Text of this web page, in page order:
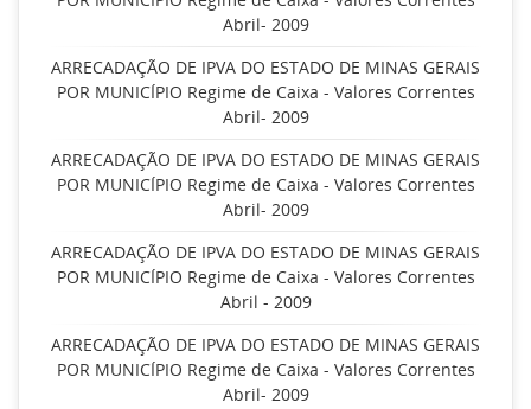
Abril- 2009
ARRECADAÇÃO DE IPVA DO ESTADO DE MINAS GERAIS
POR MUNICÍPIO Regime de Caixa - Valores Correntes
Abril- 2009
ARRECADAÇÃO DE IPVA DO ESTADO DE MINAS GERAIS
POR MUNICÍPIO Regime de Caixa - Valores Correntes
Abril- 2009
ARRECADAÇÃO DE IPVA DO ESTADO DE MINAS GERAIS
POR MUNICÍPIO Regime de Caixa - Valores Correntes
Abril - 2009
ARRECADAÇÃO DE IPVA DO ESTADO DE MINAS GERAIS
POR MUNICÍPIO Regime de Caixa - Valores Correntes
Abril- 2009